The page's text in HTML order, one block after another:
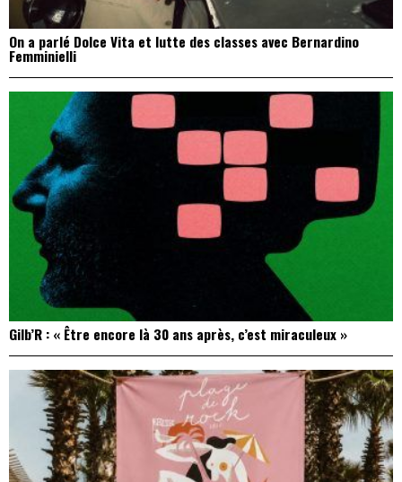
On a parlé Dolce Vita et lutte des classes avec Bernardino
Femminielli
Gilb’R : « Être encore là 30 ans après, c’est miraculeux »